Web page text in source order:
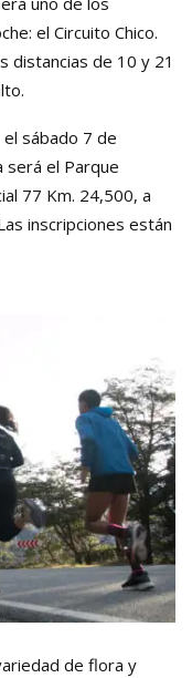
el Circuito Chico.
distancias de 10 y 21
sábado 7 de
será el Parque
77 Km. 24,500, a
inscripciones están
de flora y